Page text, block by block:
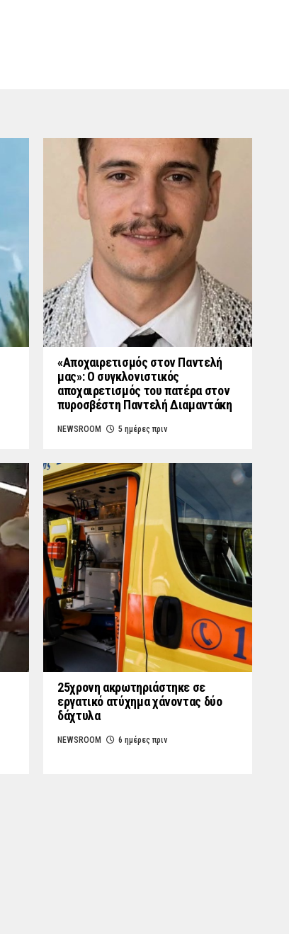
«Aποχαιρετισμός στον Παντελή
μας»: Ο συγκλονιστικός
αποχαιρετισμός του πατέρα στον
πυροσβέστη Παντελή Διαμαντάκη
NEWSROOM 5 ημέρες πριν
25χρονη ακρωτηριάστηκε σε
εργατικό ατύχημα χάνοντας δύο
δάχτυλα
NEWSROOM 6 ημέρες πριν